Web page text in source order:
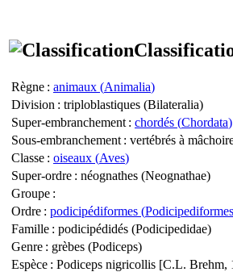
Règne : animaux (Animalia)
Division : triploblastiques (Bilateralia)
Super-embranchement : chordés (Chordata)
Sous-embranchement : vertébrés à
Classe : oiseaux (Aves)
Super-ordre : néognathes (Neognathae)
Groupe :
Ordre : podicipédiformes (Podicipediformes
Famille : podicipédidés (Podicipedidae)
Genre : grèbes (Podiceps)
Espèce : Podiceps nigricollis [C.L. Brehm,